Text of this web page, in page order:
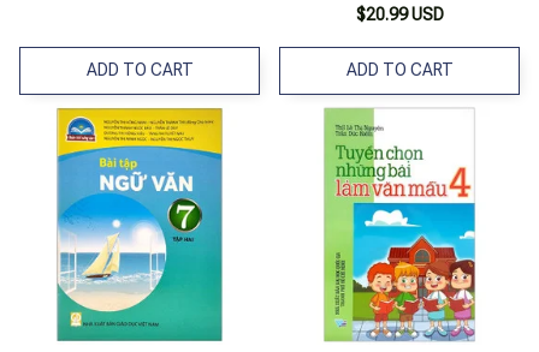
ADD TO CART
$20.99 USD
ADD TO CART